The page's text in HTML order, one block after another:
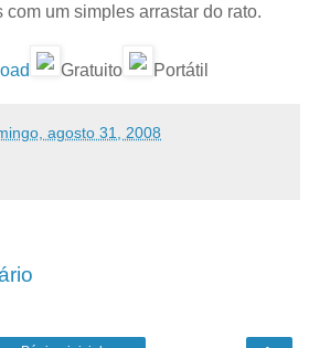
com um simples arrastar do rato.
Gratuito Portátil
agosto 31, 2008